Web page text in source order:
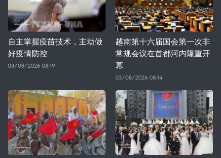
自主掌握疫苗技术，主动做
好疫情防控
03/08/2026 08:19
越南第十六届国会第一次非
常规会议在首都河内隆重开
幕
03/08/2026 08:14